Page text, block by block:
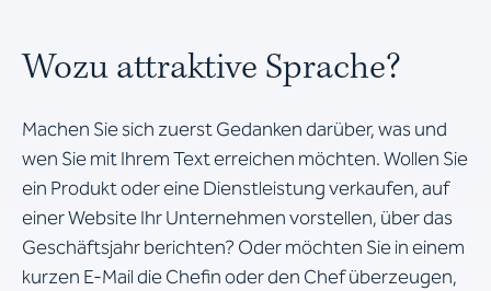
Wozu attraktive Sprache?
Machen Sie sich zuerst Gedanken darüber, was und
wen Sie mit Ihrem Text erreichen möchten. Wollen Sie
ein Produkt oder eine Dienstleistung verkaufen, auf
einer Website Ihr Unternehmen vorstellen, über das
Geschäftsjahr berichten? Oder möchten Sie in einem
kurzen E-Mail die Chefin oder den Chef überzeugen,